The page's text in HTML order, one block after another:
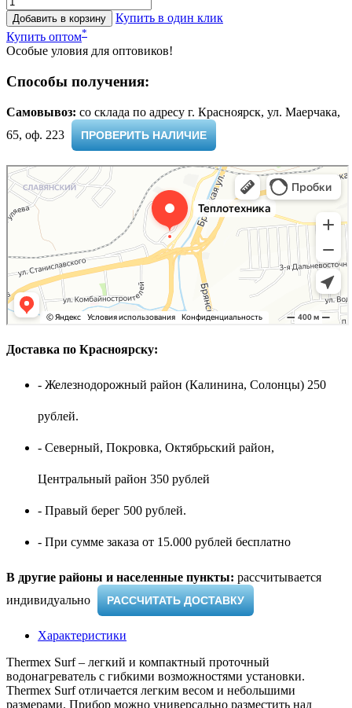
Добавить в корзину
Купить в один клик
Купить оптом*
Особые уловия для оптовиков!
Способы получения:
Самовывоз: cо склада по адресу г. Красноярск, ул. Маерчака,
65, оф. 223 ​
ПРОВЕРИТЬ НАЛИЧИЕ
Доставка по Красноярску:
- Железнодорожный район (Калинина, Солонцы) 250
рублей.
- Северный, Покровка, Октябрьский район,
Центральный район 350 рублей
- Правый берег 500 рублей.
- При сумме заказа от 15.000 рублей бесплатно
В другие районы и населенные пункты: рассчитывается
индивидуально ​
РАССЧИТАТЬ ДОСТАВКУ
Характеристики
Thermex Surf – легкий и компактный проточный
водонагреватель с гибкими возможностями установки.
Thermex Surf отличается легким весом и небольшими
размерами. Прибор можно универсально разместить над